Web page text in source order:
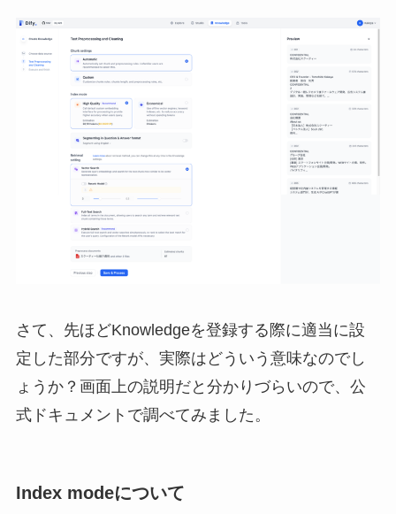
さて、先ほどKnowledgeを登録する際に適当に設
定した部分ですが、実際はどういう意味なのでし
ょうか？画面上の説明だと分かりづらいので、公
式ドキュメントで調べてみました。
​Index modeについて